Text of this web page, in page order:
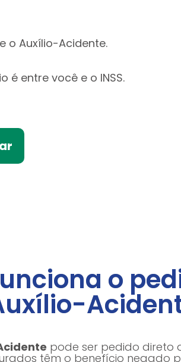
o Auxílio-Acidente.
é entre você e o INSS.
o
pode ser pedido direto
têm o benefício negado